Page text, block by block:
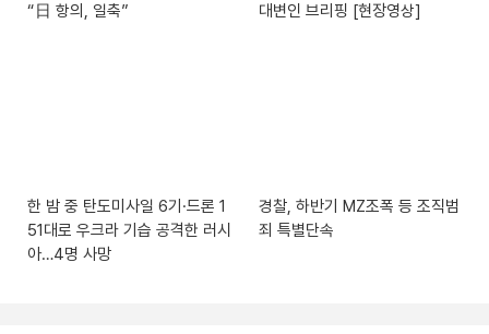
“日 항의, 일축”
대변인 브리핑 [현장영상]
한 밤 중 탄도미사일 6기·드론 1
51대로 우크라 기습 공격한 러시
아…4명 사망
경찰, 하반기 MZ조폭 등 조직범
죄 특별단속